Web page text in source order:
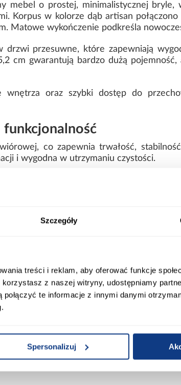
Szczegóły
treści i reklam, aby oferować funkcje
z naszej witryny, udostępniamy
te informacje z innymi danymi
Spersonalizuj
mebel o prostej, minimalistycznej
Korpus w kolorze dąb artisan
Matowe wykończenie podkreśla
drzwi przesuwne, które zapewniają
cm gwarantują bardzo dużą
wnętrza oraz szybki dostęp do
funkcjonalność
co zapewnia trwałość,
i wygodna w utrzymaniu czystości.
całej bryły.